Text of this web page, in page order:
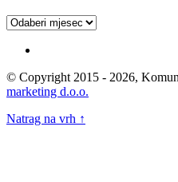
Pregledaj
© Copyright 2015 - 2026,
marketing d.o.o.
Natrag na vrh ↑